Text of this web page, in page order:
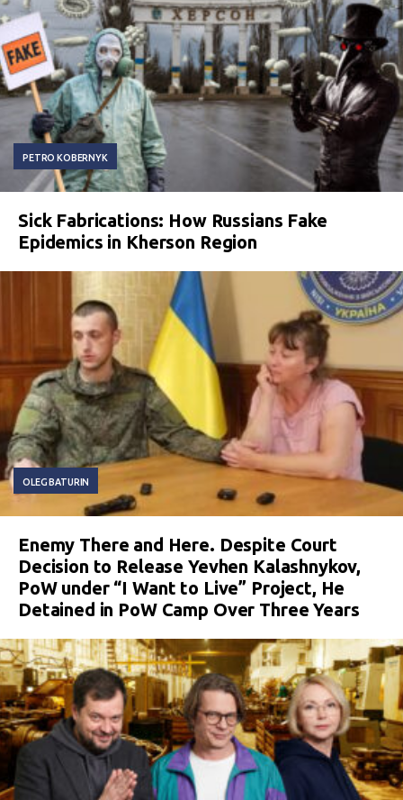
PETRO KOBERNYK
Sick Fabrications: How Russians Fake
Epidemics in Kherson Region
OLEG BATURIN
Enemy There and Here. Despite Court
Decision to Release Yevhen Kalashnykov,
PoW under “I Want to Live” Project, He
Detained in PoW Camp Over Three Years